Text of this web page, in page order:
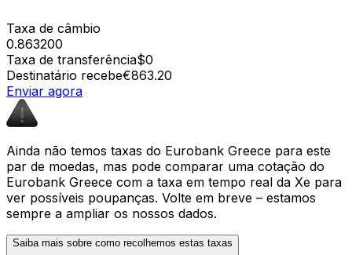
Taxa de câmbio
0.863200
Taxa de transferência$0
Destinatário recebe€863.20
Enviar agora
Ainda não temos taxas do Eurobank Greece para este
par de moedas, mas pode comparar uma cotação do
Eurobank Greece com a taxa em tempo real da Xe para
ver possíveis poupanças. Volte em breve – estamos
sempre a ampliar os nossos dados.
Saiba mais sobre como recolhemos estas taxas